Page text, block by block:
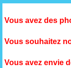
Vous avez des
Vous souhaitez
Vous avez envie